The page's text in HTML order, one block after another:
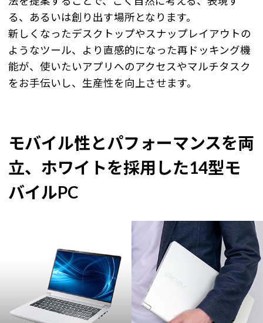
る、あるいは創り出す場所となります。
新しくなったデスクトップやスナップレイアウトの
ようなツール、より直感的になった再ドッキング機
能が、使いたいアプリへのアクセスやマルチタスク
をお手伝いし、生産性を向上させます。
モバイル性とパフォーマンスを両
立、ホワイトを採用した14型モ
バイルPC